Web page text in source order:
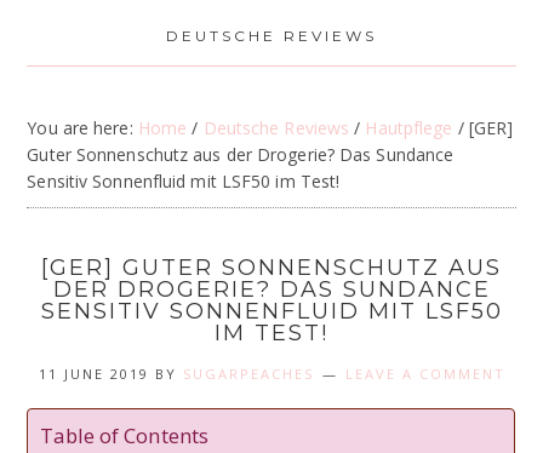
DEUTSCHE REVIEWS
You are here: Home / Deutsche Reviews / Hautpflege /[GER]
Guter Sonnenschutz aus der Drogerie? Das Sundance
Sensitiv Sonnenfluid mit LSF50 im Test!
[GER] GUTER SONNENSCHUTZ AUS
DER DROGERIE? DAS SUNDANCE
SENSITIV SONNENFLUID MIT LSF50
IM TEST!
11 JUNE 2019 BY SUGARPEACHES LEAVE A COMMENT
Table of Contents